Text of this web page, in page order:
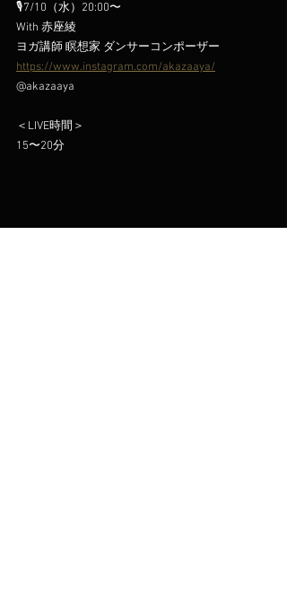
🎙️7/10（水）20:00〜
With 赤座綾
ヨガ講師 瞑想家 ダンサーコンポーザー
https://www.instagram.com/akazaaya/
@akazaaya
＜LIVE時間＞
15〜20分